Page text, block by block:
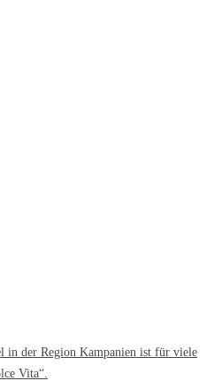
in der Region Kampanien ist für viele
Vita“.